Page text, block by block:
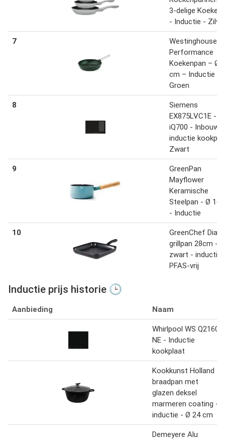
3-delige
- Inductie -
7
Westinghouse
Performance
Koekenpan –
cm – Inductie –
Groen
8
Siemens
EX875LVC1E -
iQ700 - Inbouw
inductie
Zwart
9
GreenPan
Mayflower
Keramische
Steelpan - Ø 16
- Inductie
10
GreenChef
grillpan 28cm -
zwart - inductie
PFAS-vrij
Inductie prijs historie 🕒
Aanbieding Naam
Whirlpool WS Q2160
NE - Inductie
kookplaat
Kookkunst Holland
braadpan met
glazen deksel
marmeren coating -
inductie - Ø 24 cm
Demeyere Alu